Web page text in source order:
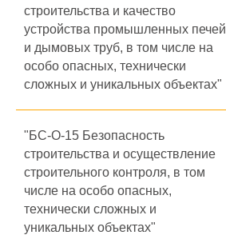
строительства и качество
устройства промышленных печей
и дымовых труб, в том числе на
особо опасных, технически
сложных и уникальных объектах"
"БС-О-15 Безопасность
строительства и осуществление
строительного контроля, в том
числе на особо опасных,
технически сложных и
уникальных объектах"